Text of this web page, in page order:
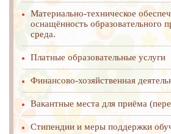
Материально-техническое
оснащённость образовательного
среда.
Платные образовательные услуги
Финансово-хозяйственная
Вакантные места для приёма
Стипендии и меры поддержки